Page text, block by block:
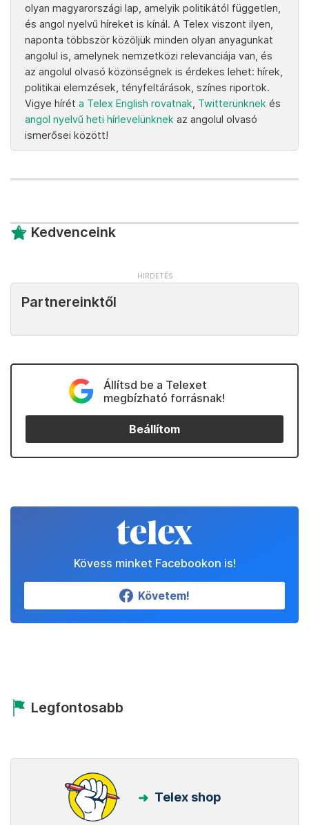
olyan magyarországi lap, amelyik politikától független,
és angol nyelvű híreket is kínál. A Telex viszont ilyen,
naponta többször közöljük minden olyan anyagunkat
angolul is, amelynek nemzetközi relevanciája van, és
az angolul olvasó közönségnek is érdekes lehet: hírek,
politikai elemzések, tényfeltárások, színes riportok.
Vigye hírét a Telex English rovatnak Twitterünknek és
angol nyelvű heti hírlevelünknek az angolul olvasó
ismerősei között!
Kedvenceink
Partnereinktől
Állítsd be a Telexet
megbízható forrásnak!
Beállítom
Kövess minket Facebookon is!
Követem!
Legfontosabb
Telex shop